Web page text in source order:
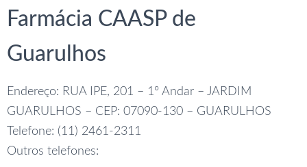
Farmácia CAASP de
Guarulhos
Endereço: RUA IPE, 201 – 1º Andar – JARDIM
GUARULHOS – CEP: 07090-130 – GUARULHOS
Telefone: (11) 2461-2311
Outros telefones: